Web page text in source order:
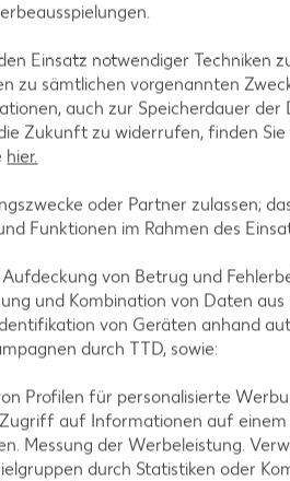
Muffin-Rezepte
Schokokuchen-Rezepte
Torten-Rezepte
Pfannkuchen-Rezepte
Plätzchen-Rezepte
Einsatz notwendiger Techniken
zu sämtlichen vorgenannten
auch zur Speicherdauer der
Zukunft zu widerrufen, finden Sie
hier.
oder Partner zulassen;
Funktionen im Rahmen des
von Betrug und
und Kombination von Daten
von Geräten anhand
durch TTD, sowie:
Profilen für personalisierte
auf Informationen auf
Messung der Werbeleistung.
durch Statistiken oder